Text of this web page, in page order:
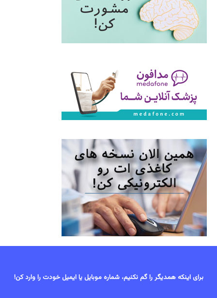
برای اینکه همدیگر را گم نکنیم، شماره موبایل یا ایمیل خودت را وارد کن!